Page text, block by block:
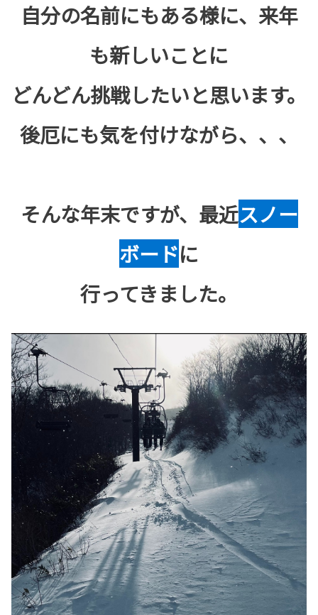
自分の名前にもある様に、来年
も新しいことに
どんどん挑戦したいと思います。
後厄にも気を付けながら、、、
そんな年末ですが、最近スノー
ボードに
行ってきました。